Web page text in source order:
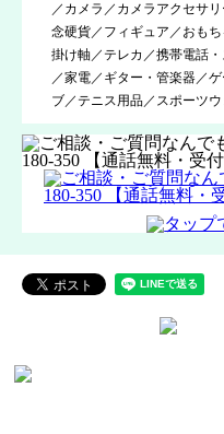
／カメラ／カメラアクセサ
念硬貨／フィギュア／おも
掛け軸／テレカ／携帯電話
／家電／ギター・管楽器／
ブ／テニス用品／スポーツ